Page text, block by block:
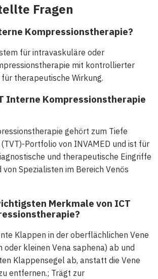
Fragen
Kompressionstherapie?
für intravaskuläre oder
mit kontrollierter
therapeutische Wirkung.
Interne Kompressionstherapie
gehört zum Tiefe
Portfolio von INVAMED und ist für
und therapeutische Eingriffe
von Spezialisten im Bereich Venös
Merkmale von ICT
Klappen in der oberflächlichen Vene
oder kleinen Vena saphena) ab und
Klappensegel ab, anstatt die Vene
entfernen.; Trägt zur